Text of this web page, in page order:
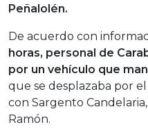
Peñalolén.
De acuerdo con
horas, personal de
por un vehículo que
que se desplazaba por
con Sargento
Ramón.